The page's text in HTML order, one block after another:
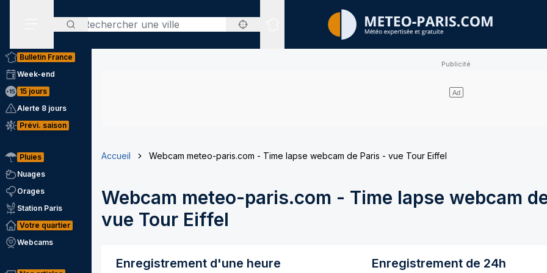
Rechercher
Sites expertisés
Bulletin France
Week-end
15 jours
Alerte 8 jours
Prévi. saison
Pluies
Nuages
Orages
Station Paris
Votre quartier
Webcams
Accueil Webcam meteo-paris.com - Time lapse webcam de Paris - vue Tour Eiffel
Webcam meteo-paris.com - Time lapse webcam
vue Tour Eiffel
Enregistrement d'une heure Enregistrement de 24h